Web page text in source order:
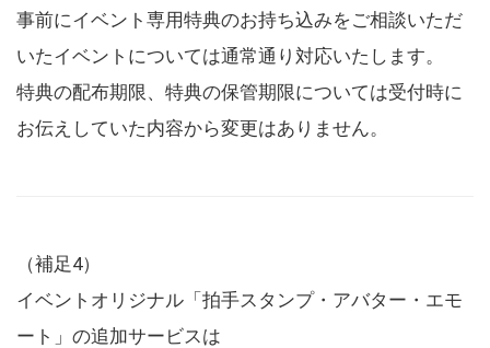
事前にイベント専用特典のお持ち込みをご相談いただ
いたイベントについては通常通り対応いたします。
特典の配布期限、特典の保管期限については受付時に
お伝えしていた内容から変更はありません。
（補足4）
イベントオリジナル「拍手スタンプ・アバター・エモ
ート」の追加サービスは